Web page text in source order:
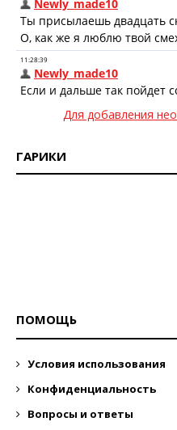
Для добавления
ГАРИКИ
ПОМОЩЬ
Условия использования
Конфиденциальность
Вопросы и ответы